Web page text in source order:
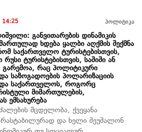
14:25 პოლიტიკა
განვითარების დინამიკის
ხდება ყალბი აღქმის შექმნა
საქართველო ტურისტებისთვის,
რუსი ტურისტებისთვის, საშიში ან
გარემოა, რაც პოლიტიკური
საზოგადოების პოლარიზაციის
და საქართველოს, როგორც
მიმართულების,
ემსახურება
მცდელობა, ქვეყანა
და ხელი შეუშალონ